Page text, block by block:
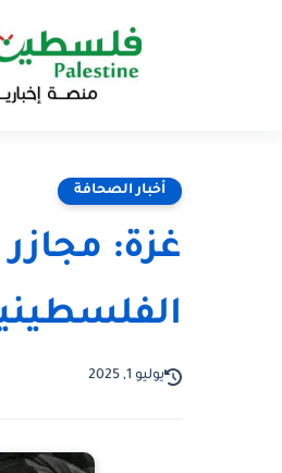
أخبار الصحافة
غزة:
الفلسطينية
يوليو 1, 2025